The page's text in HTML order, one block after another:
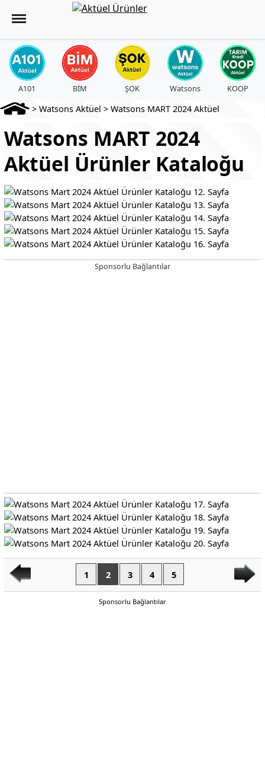
A101 BİM ŞOK Watsons KOOP
> Watsons Aktüel > Watsons MART 2024 Aktüel
Watsons MART 2024
Aktüel Ürünler Kataloğu
Sponsorlu Bağlantılar
1 2 3 4 5
Sponsorlu Bağlantılar